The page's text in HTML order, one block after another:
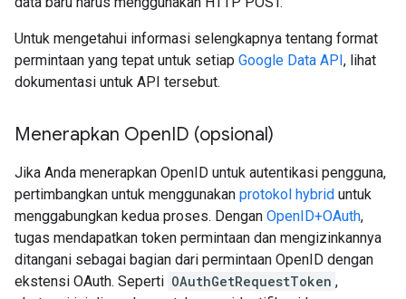
Untuk mengetahui informasi selengkapnya tentang format
permintaan yang tepat untuk setiap Google Data API, lihat
dokumentasi untuk API tersebut.
Menerapkan OpenID (opsional)
Jika Anda menerapkan OpenID untuk autentikasi pengguna,
pertimbangkan untuk menggunakan protokol hybrid untuk
menggabungkan kedua proses. Dengan OpenID+OAuth,
tugas mendapatkan token permintaan dan mengizinkannya
ditangani sebagai bagian dari permintaan OpenID dengan
ekstensi OAuth. Seperti OAuthGetRequestToken ,